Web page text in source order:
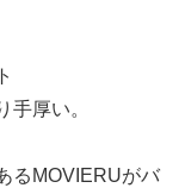
手厚い。
るMOVIERUがバ